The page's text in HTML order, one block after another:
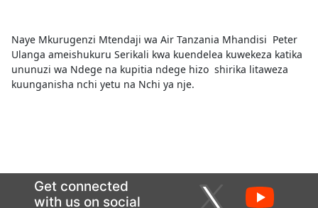
Naye Mkurugenzi Mtendaji wa Air Tanzania Mhandisi Peter
Ulanga ameishukuru Serikali kwa kuendelea kuwekeza katika
ununuzi wa Ndege na kupitia ndege hizo shirika litaweza
kuunganisha nchi yetu na Nchi ya nje.
Get connected
with us on social